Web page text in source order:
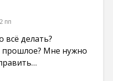
пп
всё делать?
прошлое? Мне нужно